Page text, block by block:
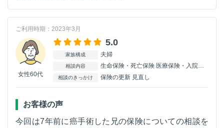
ご利用時期：2023年3月
女性60代
5.0
家族構成 夫婦
相談内容 生命保険・死亡保険 医療保険・入院保険
相談のきっかけ 保険の更新 見直し
お客様の声
今回は7年前に癌手術した兄の保険についての相談を